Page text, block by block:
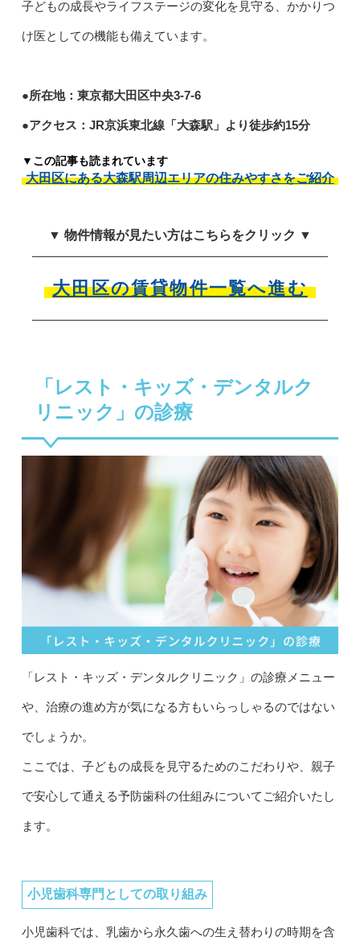
子どもの成長やライフステージの変化を見守る、かかりつ
け医としての機能も備えています。
●所在地：東京都大田区中央3-7-6
●アクセス：JR京浜東北線「大森駅」より徒歩約15分
▼この記事も読まれています
大田区にある大森駅周辺エリアの住みやすさをご紹介
▼ 物件情報が見たい方はこちらをクリック ▼
大田区の賃貸物件一覧へ進む
「レスト・キッズ・デンタルク
リニック」の診療
「レスト・キッズ・デンタルクリニック」の診療メニュー
や、治療の進め方が気になる方もいらっしゃるのではない
でしょうか。
ここでは、子どもの成長を見守るためのこだわりや、親子
で安心して通える予防歯科の仕組みについてご紹介いたし
ます。
小児歯科専門としての取り組み
小児歯科では、乳歯から永久歯への生え替わりの時期を含